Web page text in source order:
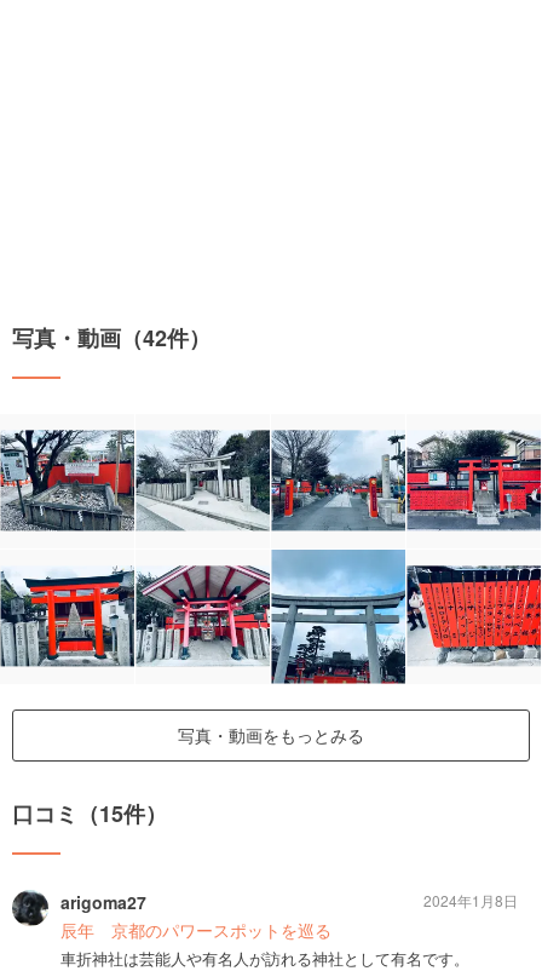
写真・動画（42件）
写真・動画をもっとみる
口コミ（15件）
arigoma27
辰年 京都のパワースポットを巡る
車折神社は芸能人や有名人が訪れる神社として有名です。
2024年1月8日